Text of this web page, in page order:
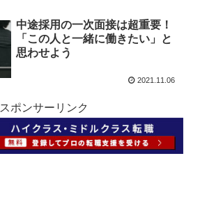
中途採用の一次面接は超重要！
「この人と一緒に働きたい」と
思わせよう
2021.11.06
スポンサーリンク